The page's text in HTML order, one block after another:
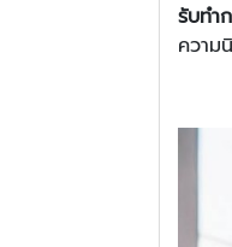
รับทํา
ความ